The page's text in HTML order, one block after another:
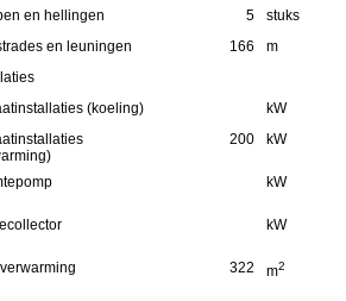
en hellingen 5
stuks
en leuningen 166
m
(koeling)
kW
200 kW
kW
kW
322 m2